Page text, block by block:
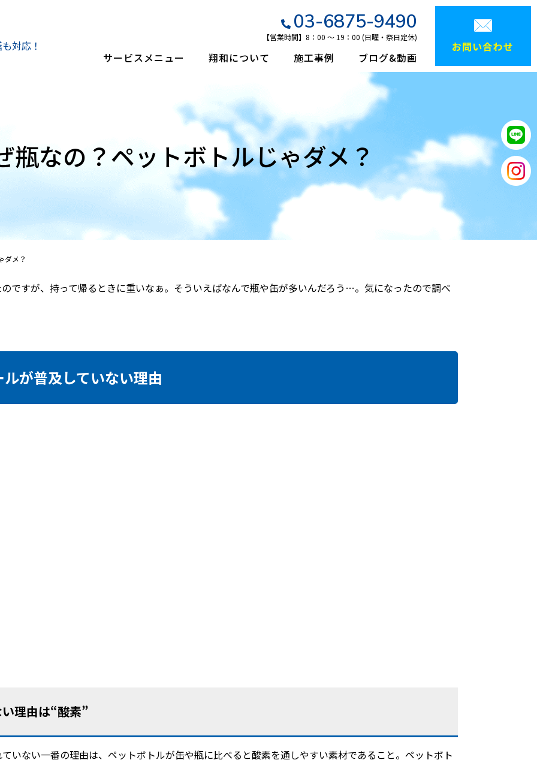
対応！
03-6875-9490
【営業時間】8：00 ～ 19：00 (日曜・祭日定休)
サービスメニュー 翔和について 施工事例 ブログ&動画
瓶なの？ペットボトルじゃダメ？
ダメ？
ですが、持って帰るときに重いなぁ。そういえばなんで瓶や缶が多いんだろう…。気になったので調べ
が普及していない理由
理由は“酸素”
いない一番の理由は、ペットボトルが缶や瓶に比べると酸素を通しやすい素材であること。ペットボト